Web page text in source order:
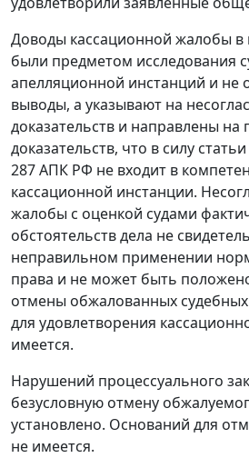
Доводы кассационной жалобы
были предметом исследования
апелляционной инстанций и не
выводы, а указывают на
доказательств и направлены на
доказательств, что в силу
287 АПК РФ не входит в
кассационной инстанции.
жалобы с оценкой судами
обстоятельств дела не
неправильном применении
права и не может быть
отмены обжалованных
для удовлетворения
имеется.
Нарушений процессуального
безусловную отмену
установлено. Оснований для
не имеется.